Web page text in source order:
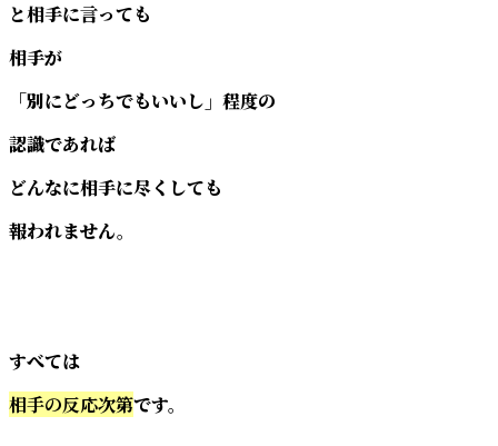
と相手に言っても
相手が
「別にどっちでもいいし」程度の
認識であれば
どんなに相手に尽くしても
報われません。
すべては
相手の反応次第です。